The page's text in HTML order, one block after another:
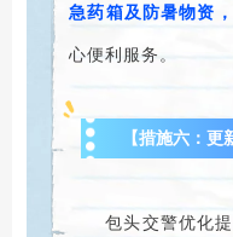
急药箱及防暑物资，
心便利服务。
【措施六：更
包头交警优化